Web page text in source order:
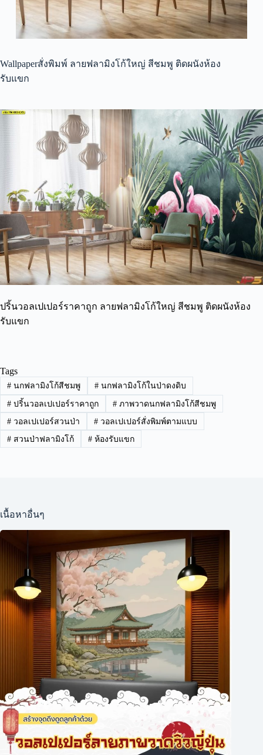
Wallpaperสั่งพิมพ์ ลายฟลามิงโก้ใหญ่ สีชมพู ติดผนังห้อง
รับแขก
ปริ้นวอลเปเปอร์ราคาถูก ลายฟลามิงโก้ใหญ่ สีชมพู ติดผนังห้อง
รับแขก
Tags
#นกฟลามิงโก้สีชมพู #นกฟลามิงโก้ในป่าดงดิบ
#ปริ้นวอลเปเปอร์ราคาถูก #ภาพวาดนกฟลามิงโก้สีชมพู
#วอลเปเปอร์สวนป่า #วอลเปเปอร์สั่งพิมพ์ตามแบบ
#สวนป่าฟลามิงโก้ #ห้องรับแขก
เนื้อหาอื่นๆ